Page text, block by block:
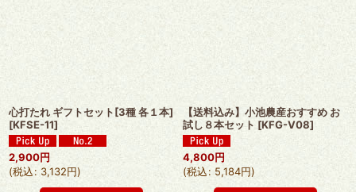
心打たれ ギフトセット[3種 各１本]
[KFSE-11]
2,900円
(税込: 3,132円)
【送料込み】小池農産おすすめ お
試し８本セット [KFG-V08]
4,800円
(税込: 5,184円)